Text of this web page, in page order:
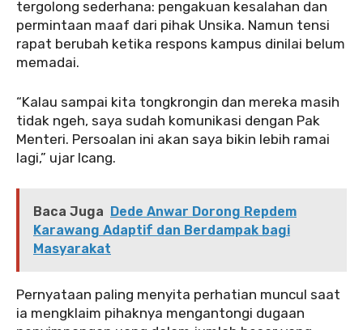
tergolong sederhana: pengakuan kesalahan dan
permintaan maaf dari pihak Unsika. Namun tensi
rapat berubah ketika respons kampus dinilai belum
memadai.
‎‎“Kalau sampai kita tongkrongin dan mereka masih
tidak ngeh, saya sudah komunikasi dengan Pak
Menteri. Persoalan ini akan saya bikin lebih ramai
lagi,” ujar Icang.
Baca Juga Dede Anwar Dorong Repdem
Karawang Adaptif dan Berdampak bagi
Masyarakat
‎Pernyataan paling menyita perhatian muncul saat
ia mengklaim pihaknya mengantongi dugaan